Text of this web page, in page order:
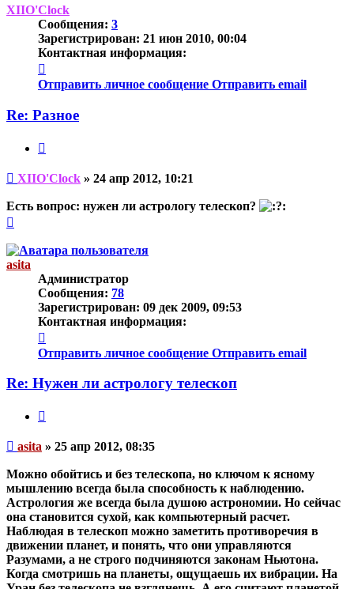
началу
XIIO'Clock
Сообщения: 3
Зарегистрирован: 21 июн 2010, 00:04
Контактная информация:
информация
пользователя
Отправить личное сообщение Отправить email
Re: Разное
Непрочитанное
XIIO'Clock » 24 апр 2012, 10:21
Есть вопрос: нужен ли астрологу телескоп?
началу
asita
Администратор
Сообщения: 78
Зарегистрирован: 09 дек 2009, 09:53
Контактная информация:
информация
пользователя
Отправить личное сообщение Отправить email
Re: Нужен ли астрологу телескоп
Непрочитанное
asita » 25 апр 2012, 08:35
Можно обойтись и без телескопа, но ключом к ясному
мышлению всегда была способность к наблюдению.
Астрология же всегда была душою астрономии. Но сейчас
она становится сухой, как компьютерный расчет.
Наблюдая в телескоп можно заметить противоречия в
движении планет, и понять, что они управляются
Разумами, а не строго подчиняются законам Ньютона.
Когда смотришь на планеты, ощущаешь их вибрации. На